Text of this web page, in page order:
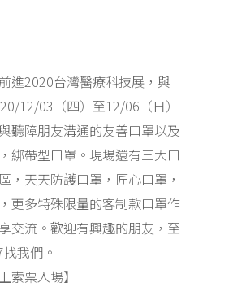
進2020台灣醫療科技展，與
12/03（四）至12/06（日）
聽障朋友溝通的友善口罩以及
綁帶型口罩。 現場還有三大口
，天天防護口罩，匠心口罩，
更多特殊限量的客制款口罩作
交流。 歡迎有興趣的朋友，至
我們。
索票入場】